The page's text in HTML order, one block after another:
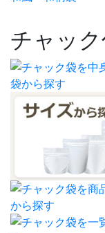
チャッ